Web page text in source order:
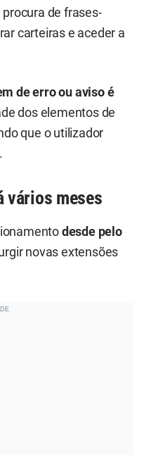
de frases-
carteiras e aceder a
de erro ou aviso é
dos elementos de
que o utilizador
vários meses
desde pelo
novas extensões